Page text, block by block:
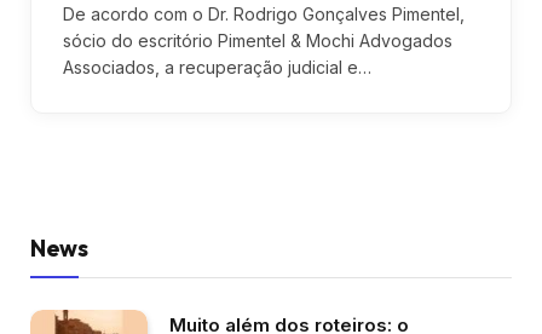
De acordo com o Dr. Rodrigo Gonçalves Pimentel,
sócio do escritório Pimentel & Mochi Advogados
Associados, a recuperação judicial e…
News
Muito além dos roteiros: o